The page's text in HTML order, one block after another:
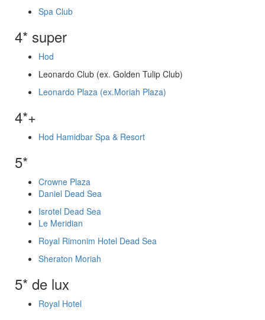
Spa Club
4* super
Hod
Leonardo Club (ex. Golden Tulip Club)
Leonardo Plaza (ex.Moriah Plaza)
4*+
Hod Hamidbar Spa & Resort
5*
Crowne Plaza
Daniel Dead Sea
Isrotel Dead Sea
Le Meridian
Royal Rimonim Hotel Dead Sea
Sheraton Moriah
5* de lux
Royal Hotel